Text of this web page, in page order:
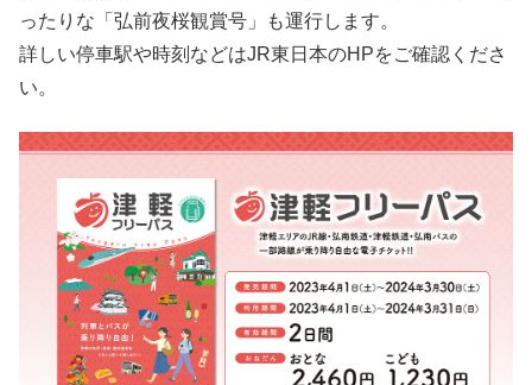
ったりな「弘前夜桜観賞号」も運行します。
詳しい停車駅や時刻などはJR東日本のHPをご確認くださ
い。